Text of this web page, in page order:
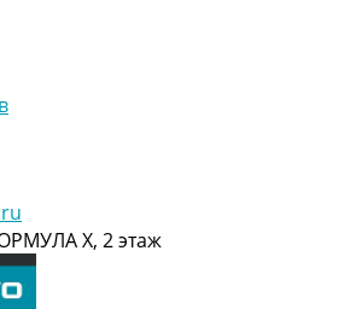
Х, 2 этаж